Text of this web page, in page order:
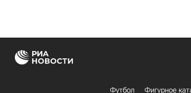
Футбол Фигурное